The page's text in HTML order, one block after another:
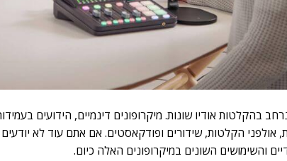
בהקלטות אודיו שונות. מיקרופונים דינמיים, הידועים
אולפני הקלטות, שידורים ופודקאסטים. אם אתם עוד לא יודעים
והשימושים השונים במיקרופונים האלה כיום.